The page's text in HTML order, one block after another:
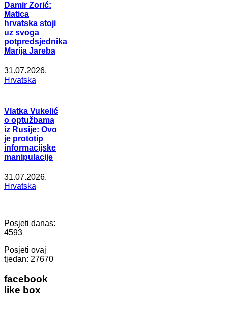
Damir Zorić:
Matica
hrvatska stoji
uz svoga
potpredsjednika
Marija Jareba
31.07.2026.
Hrvatska
Vlatka Vukelić
o optužbama
iz Rusije: Ovo
je prototip
informacijske
manipulacije
31.07.2026.
Hrvatska
Posjeti danas:
4593
Posjeti ovaj
tjedan: 27670
facebook
like box